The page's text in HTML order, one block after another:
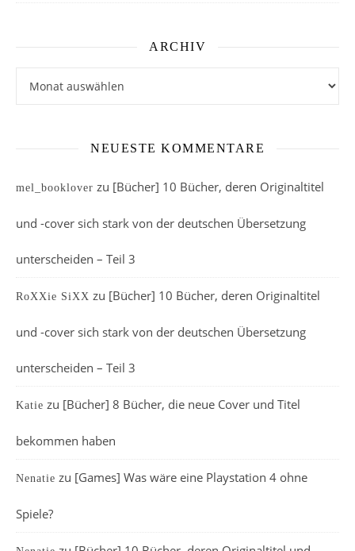
ARCHIV
NEUESTE KOMMENTARE
mel_booklover zu [Bücher] 10 Bücher, deren Originaltitel
und -cover sich stark von der deutschen Übersetzung
unterscheiden – Teil 3
RoXXie SiXX zu [Bücher] 10 Bücher, deren Originaltitel
und -cover sich stark von der deutschen Übersetzung
unterscheiden – Teil 3
Katie zu [Bücher] 8 Bücher, die neue Cover und Titel
bekommen haben
Nenatie zu [Games] Was wäre eine Playstation 4 ohne
Spiele?